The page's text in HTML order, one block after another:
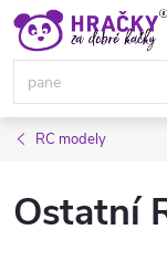
Přejít
obsah
RC modely
Ostatní